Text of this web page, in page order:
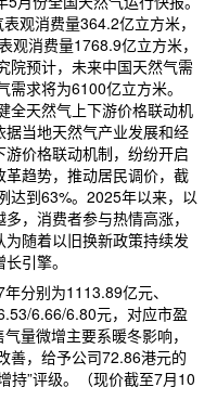
观消费量364.2亿立方米，
消费量1768.9亿立方米，
院预计，未来中国天然气需
求将为6100亿立方米。
全天然气上下游价格联动机
当地天然气产业发展和经
价格联动机制，纷纷开启
趋势，推动居民调价，截
达到63%。2025年以来，以
，消费者参与热情高涨，
随着以旧换新政策持续发
引擎。
分别为1113.89亿元、
6.66/6.80元，对应市盈
量微增主要系暖冬影响，
善，给予公司72.86港元的
持”评级。（现价截至7月10